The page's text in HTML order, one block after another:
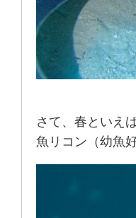
さて、春といえ
魚リコン（幼魚